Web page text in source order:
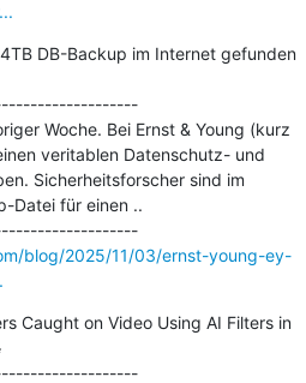
4TB DB-Backup im Internet gefunden
Woche. Bei Ernst & Young (kurz
veritablen Datenschutz- und
Sicherheitsforscher sind im
Datei für einen ..
---------------------------------------------
blog/2025/11/03/ernst-young-ey-
Caught on Video Using AI Filters in